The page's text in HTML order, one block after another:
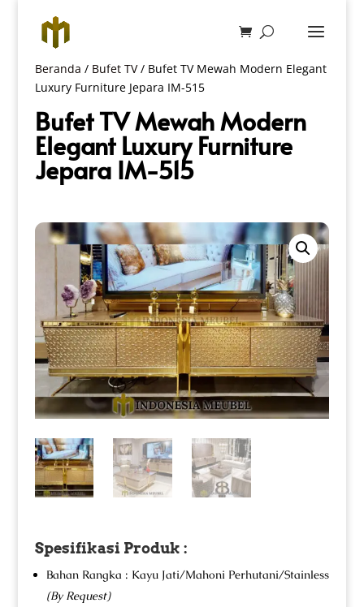
Beranda / Bufet TV/ Bufet TV Mewah Modern Elegant
Luxury Furniture Jepara IM-515
Bufet TV Mewah Modern
Elegant Luxury Furniture
Jepara IM-515
Spesifikasi Produk :
Bahan Rangka : Kayu Jati/Mahoni Perhutani/Stainless
(By Request)